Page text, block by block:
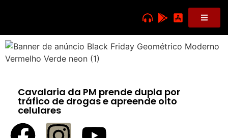
Cavalaria da PM prende dupla por
tráfico de drogas e apreende oito
celulares